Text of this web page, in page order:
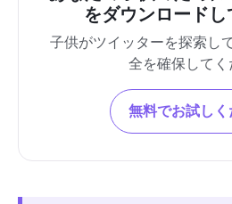
をダウンロード
子供がツイッターを探索し
全を確保して
無料でお試し